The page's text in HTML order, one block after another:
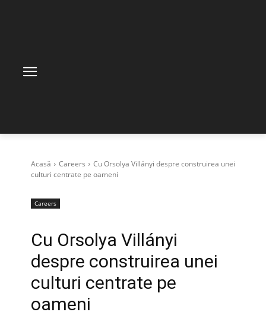
Acasă Careers
Cu Orsolya Villányi despre construirea unei
culturi centrate pe oameni
Careers
Cu Orsolya Villányi
despre construirea unei
culturi centrate pe
oameni